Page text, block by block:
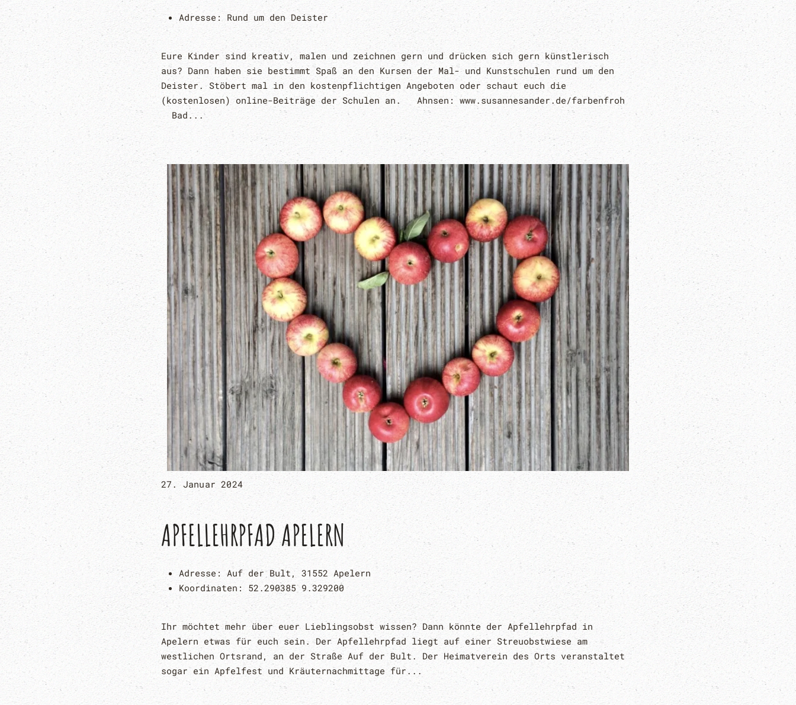
Adresse: Rund um den Deister
Eure Kinder sind kreativ, malen und zeichnen gern und drücken sich gern künstlerisch
aus? Dann haben sie bestimmt Spaß an den Kursen der Mal- und Kunstschulen rund um den
Deister. Stöbert mal in den kostenpflichtigen Angeboten oder schaut euch die
(kostenlosen) online-Beiträge der Schulen an. Ahnsen: www.susannesander.de/farbenfroh
Bad...
27. Januar 2024
APFELLEHRPFAD APELERN
Adresse:Auf der Bult, 31552 Apelern
Koordinaten: 52.290385 9.329200
Ihr möchtet mehr über euer Lieblingsobst wissen? Dann könnte der Apfellehrpfad in
Apelern etwas für euch sein. Der Apfellehrpfad liegt auf einer Streuobstwiese am
westlichen Ortsrand, an der Straße Auf der Bult. Der Heimatverein des Orts veranstaltet
sogar ein Apfelfest und Kräuternachmittage für...